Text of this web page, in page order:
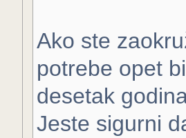
Ako ste
potrebe opet
desetak
Jeste sigurni